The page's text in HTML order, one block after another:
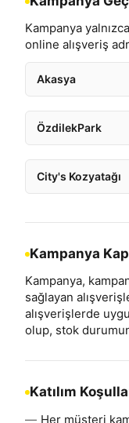
Kampanya
online alışveriş
Akasya
ÖzdilekPark
City's Kozyatağı
Kampanya
Kampanya,
sağlayan
alışverişlerde
olup, stok
Katılım
Her müşteri